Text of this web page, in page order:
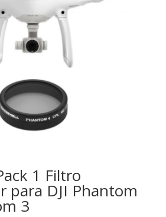
1 Filtro
para DJI Phantom
3